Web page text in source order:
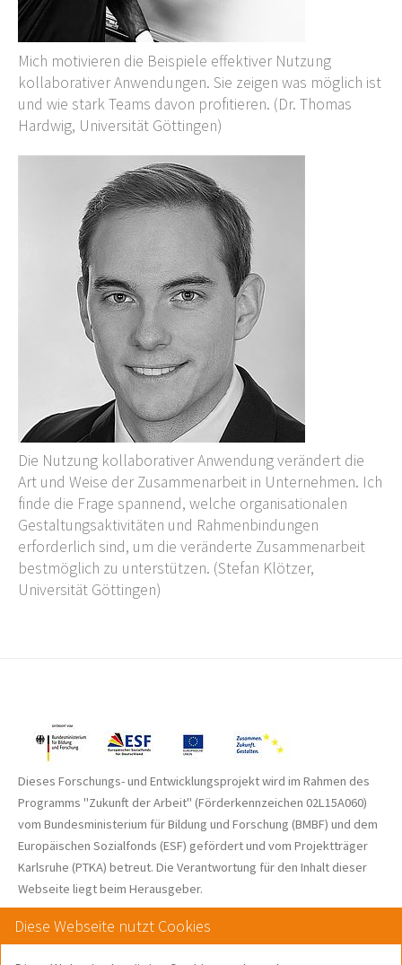
Diese Webseite nutzt Cookies
Mich motivieren die Beispiele effektiver Nutzung
kollaborativer Anwendungen. Sie zeigen was möglich ist
und wie stark Teams davon profitieren. (Dr. Thomas
Hardwig, Universität Göttingen)
Die Nutzung kollaborativer Anwendung verändert die
Art und Weise der Zusammenarbeit in Unternehmen. Ich
finde die Frage spannend, welche organisationalen
Gestaltungsaktivitäten und Rahmenbindungen
erforderlich sind, um die veränderte Zusammenarbeit
bestmöglich zu unterstützen. (Stefan Klötzer,
Universität Göttingen)
Dieses Forschungs- und Entwicklungsprojekt wird im Rahmen des
Programms "Zukunft der Arbeit" (Förderkennzeichen 02L15A060)
vom Bundes­ministerium für Bildung und Forschung (BMBF) und dem
Europäischen Sozialfonds (ESF) gefördert und vom Projektträger
Karlsruhe (PTKA) betreut. Die Verantwortung für den Inhalt dieser
Webseite liegt beim Herausgeber.